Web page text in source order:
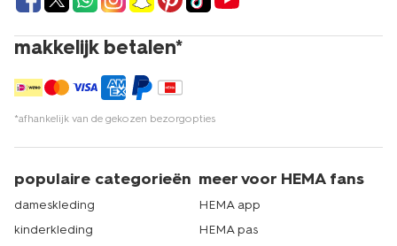
makkelijk betalen*
*afhankelijk van de gekozen bezorgopties
populaire categorieën
dameskleding
kinderkleding
meer voor HEMA fans
HEMA app
HEMA pas